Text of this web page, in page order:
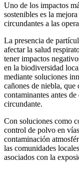
Uno de los impactos
sostenibles es la
circundantes a las
La presencia de
afectar la salud
tener impactos
en la biodiversidad
mediante soluciones
cañones de niebla,
contaminantes antes
circundante.
Con soluciones como
control de polvo en
contaminación
las comunidades
asociados con la